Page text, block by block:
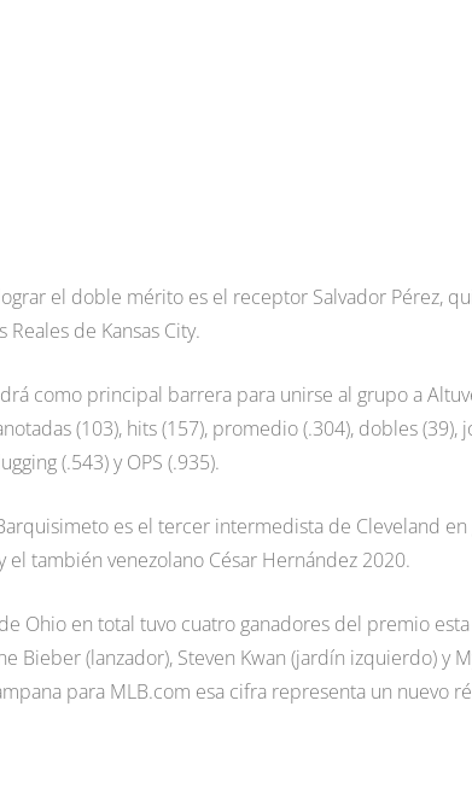
el doble mérito es el receptor Salvador Pérez,
Reales de Kansas City.
como principal barrera para unirse al grupo a
(103), hits (157), promedio (.304), dobles (39),
(.543) y OPS (.935).
es el tercer intermedista de Cleveland
el también venezolano César Hernández 2020.
Ohio en total tuvo cuatro ganadores del premio
Bieber (lanzador), Steven Kwan (jardín izquierdo) y
para MLB.com esa cifra representa un nuevo